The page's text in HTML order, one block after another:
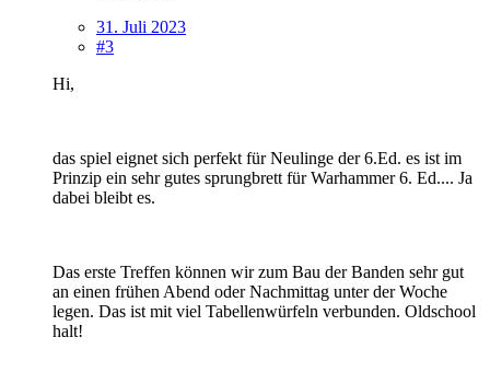
31. Juli 2023
#3
Hi,
das spiel eignet sich perfekt für Neulinge der 6.Ed. es ist im
Prinzip ein sehr gutes sprungbrett für Warhammer 6. Ed.... Ja
dabei bleibt es.
Das erste Treffen können wir zum Bau der Banden sehr gut
an einen frühen Abend oder Nachmittag unter der Woche
legen. Das ist mit viel Tabellenwürfeln verbunden. Oldschool
halt!